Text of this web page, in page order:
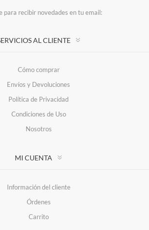
para recibir novedades en tu email:
AL CLIENTE
Cómo comprar
Envíos y Devoluciones
Política de Privacidad
Condiciones de Uso
Nosotros
MI CUENTA
Información del cliente
Órdenes
Carrito